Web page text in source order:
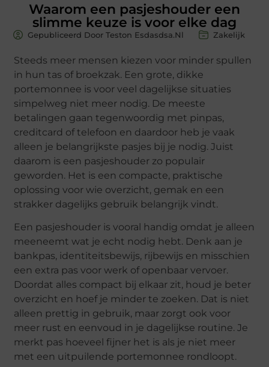
Waarom een pasjeshouder een
slimme keuze is voor elke dag
Gepubliceerd Door Teston Esdasdsa.nl Zakelijk
Steeds meer mensen kiezen voor minder spullen
in hun tas of broekzak. Een grote, dikke
portemonnee is voor veel dagelijkse situaties
simpelweg niet meer nodig. De meeste
betalingen gaan tegenwoordig met pinpas,
creditcard of telefoon en daardoor heb je vaak
alleen je belangrijkste pasjes bij je nodig. Juist
daarom is een pasjeshouder zo populair
geworden. Het is een compacte, praktische
oplossing voor wie overzicht, gemak en een
strakker dagelijks gebruik belangrijk vindt.
Een pasjeshouder is vooral handig omdat je alleen
meeneemt wat je echt nodig hebt. Denk aan je
bankpas, identiteitsbewijs, rijbewijs en misschien
een extra pas voor werk of openbaar vervoer.
Doordat alles compact bij elkaar zit, houd je beter
overzicht en hoef je minder te zoeken. Dat is niet
alleen prettig in gebruik, maar zorgt ook voor
meer rust en eenvoud in je dagelijkse routine. Je
merkt pas hoeveel fijner het is als je niet meer
met een uitpuilende portemonnee rondloopt.